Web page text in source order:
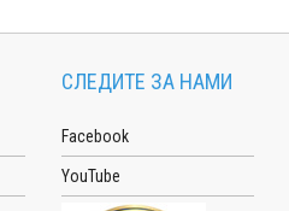
СЛЕДИТЕ ЗА НАМИ
Facebook
YouTube